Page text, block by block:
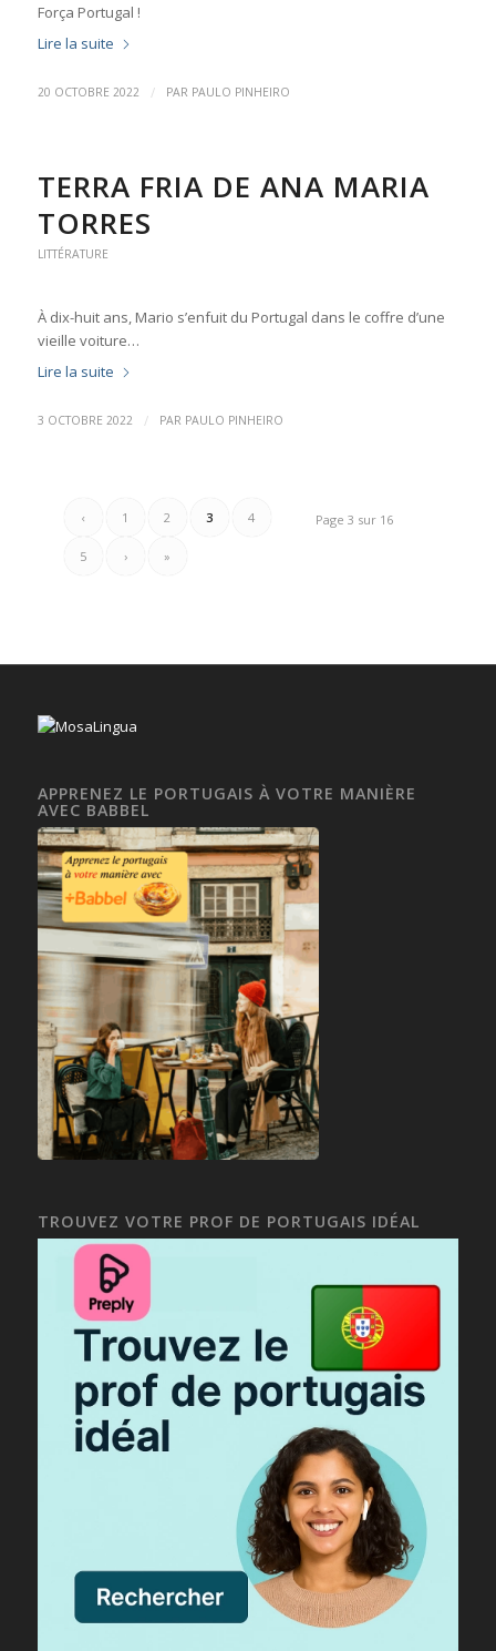
Força Portugal !
Lire la suite
20 OCTOBRE 2022 / PAR PAULO PINHEIRO
TERRA FRIA DE ANA MARIA
TORRES
LITTÉRATURE
À dix-huit ans, Mario s’enfuit du Portugal dans le coffre d’une
vieille voiture…
Lire la suite
3 OCTOBRE 2022 / PAR PAULO PINHEIRO
Page 3 sur 16
‹ 1 2 3 4
5 › »
APPRENEZ LE PORTUGAIS À VOTRE MANIÈRE
AVEC BABBEL
TROUVEZ VOTRE PROF DE PORTUGAIS IDÉAL